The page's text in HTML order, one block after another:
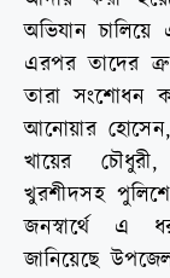
অভিযান
এরপর তাদের
তারা সংশোধন
আনোয়ার হোসেন,
খায়ের
খুরশীদসহ
জনস্বার্থে এ
জানিয়েছে